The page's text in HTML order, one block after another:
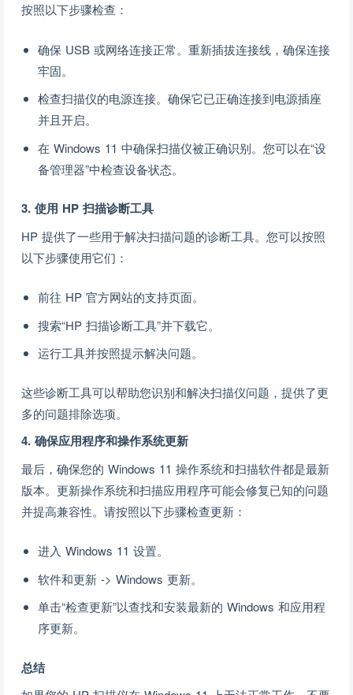
按照以下步骤检查：
确保 USB 或网络连接正常。重新插拔连接线，确保连接
牢固。
检查扫描仪的电源连接。确保它已正确连接到电源插座
并且开启。
在 Windows 11 中确保扫描仪被正确识别。您可以在“设
备管理器”中检查设备状态。
3. 使用 HP 扫描诊断工具
HP 提供了一些用于解决扫描问题的诊断工具。您可以按照
以下步骤使用它们：
前往 HP 官方网站的支持页面。
搜索“HP 扫描诊断工具”并下载它。
运行工具并按照提示解决问题。
这些诊断工具可以帮助您识别和解决扫描仪问题，提供了更
多的问题排除选项。
4. 确保应用程序和操作系统更新
最后，确保您的 Windows 11 操作系统和扫描软件都是最新
版本。更新操作系统和扫描应用程序可能会修复已知的问题
并提高兼容性。请按照以下步骤检查更新：
进入 Windows 11 设置。
软件和更新 -> Windows 更新。
单击“检查更新”以查找和安装最新的 Windows 和应用程
序更新。
总结